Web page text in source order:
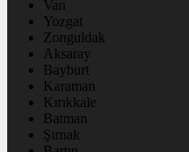
Van
Yozgat
Zonguldak
Aksaray
Bayburt
Karaman
Kırıkkale
Batman
Şırnak